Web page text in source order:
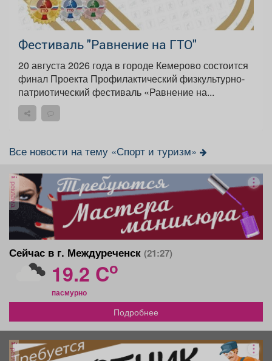
Фестиваль "Равнение на ГТО"
20 августа 2026 года в городе Кемерово состоится
финал Проекта Профилактический физкультурно-
патриотический фестиваль «Равнение на...
Все новости на тему «Спорт и туризм»
реклама
Сейчас в г. Междуреченск (21:27)
19.2 Co
пасмурно
Подробнее